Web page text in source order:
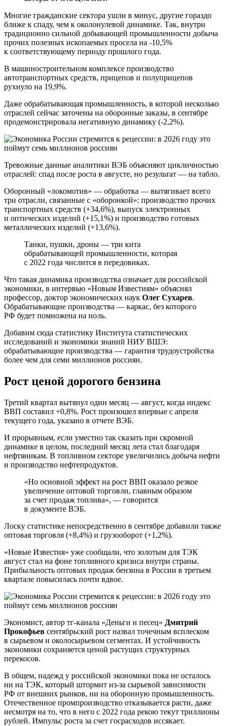
Многие гражданские сектора ушли в минус, другие гораздо
ближе к спаду, чем к околонулевой динамике. Так, внутри
традиционно сильной добывающей промышленности добыча
прочих полезных ископаемых просела на -10,5%
к соответствующему периоду прошлого года.
В машиностроительном комплексе производство
автотранспортных средств, прицепов и полуприцепов
рухнуло на 19,9%.
Даже обрабатывающая промышленность, в которой несколько
отраслей сейчас заточены на оборонные заказы, в сентябре
продемонстрировала негативную динамику (-2,2%).
Тревожные данные аналитики ВЭБ объясняют цикличностью
отраслей: спад после роста в августе, но результат — на табло.
Оборонный «локомотив» — обработка — вытягивает всего
три отрасли, связанные с «оборонкой»: производство прочих
транспортных средств (+34,6%), выпуск электронных
и оптических изделий (+15,1%) и производство готовых
металлических изделий (+13,6%).
Танки, пушки, дроны — три кита
обрабатывающей промышленности, которая
с 2022 года числится в передовиках.
Что такая динамика производства означает для российской
экономики, в интервью «Новым Известиям» объяснял
профессор, доктор экономических наук Олег Сухарев.
Обрабатывающие производства — каркас, без которого
РФ будет помножена на ноль.
Добавим сюда статистику Института статистических
исследований и экономики знаний НИУ ВШЭ:
обрабатывающие производства — гарантия трудоустройства
более чем для семи миллионов россиян.
Рост ценой дорогого бензина
Третий квартал вытянул один месяц — август, когда индекс
ВВП составил +0,8%. Рост произошел впервые с апреля
текущего года, указано в отчете ВЭБ.
И прорывным, если уместно так сказать при скромной
динамике в целом, последний месяц лета стал благодаря
нефтяникам. В топливном секторе увеличились добыча нефти
и производство нефтепродуктов.
«Но основной эффект на рост ВВП оказало резкое
увеличение оптовой торговли, главным образом
за счет продаж топлива», — говорится
в документе ВЭБ.
Лоску статистике непосредственно в сентябре добавили также
оптовая торговля (+8,4%) и грузооборот (+1,2%).
«Новые Известия» уже сообщали, что золотым для ТЭК
август стал на фоне топливного кризиса внутри страны.
Прибыльность оптовых продаж бензина в России в третьем
квартале повысилась почти вдвое.
Экономист, автор тг-канала «Деньги и песец» Дмитрий
Прокофьев сентябрьский рост назвал точечным всплеском
в сырьевом и околосырьевом сегментах. И устойчивость
экономики сохраняется ценой растущих структурных
перекосов.
В общем, надежд у российской экономики пока не осталось
ни на ТЭК, который штормит из-за сырьевой зависимости
РФ от внешних рынков, ни на оборонную промышленность.
Отечественное промпроизводство отказывается расти, даже
несмотря на то, что в него с 2022 года рекою текут триллионы
рублей. Импульс роста за счет госрасходов иссякает.